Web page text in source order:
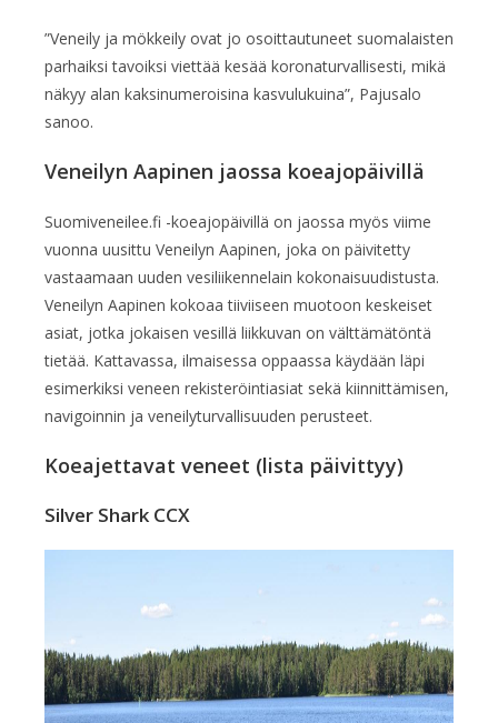
”Veneily ja mökkeily ovat jo osoittautuneet suomalaisten
parhaiksi tavoiksi viettää kesää koronaturvallisesti, mikä
näkyy alan kaksinumeroisina kasvulukuina”, Pajusalo
sanoo.
Veneilyn Aapinen jaossa koeajopäivillä
Suomiveneilee.fi -koeajopäivillä on jaossa myös viime
vuonna uusittu Veneilyn Aapinen, joka on päivitetty
vastaamaan uuden vesiliikennelain kokonaisuudistusta.
Veneilyn Aapinen kokoaa tiiviiseen muotoon keskeiset
asiat, jotka jokaisen vesillä liikkuvan on välttämätöntä
tietää. Kattavassa, ilmaisessa oppaassa käydään läpi
esimerkiksi veneen rekisteröintiasiat sekä kiinnittämisen,
navigoinnin ja veneilyturvallisuuden perusteet.
Koeajettavat veneet (lista päivittyy)
Silver Shark CCX